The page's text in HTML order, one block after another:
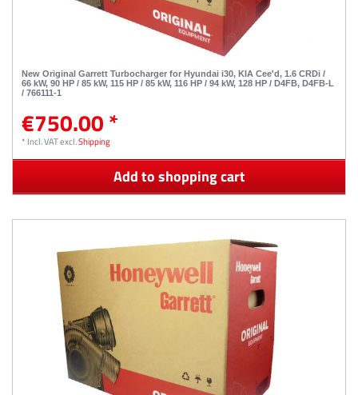
New Original Garrett Turbocharger for Hyundai i30, KIA Cee'd, 1.6 CRDi /
66 kW, 90 HP / 85 kW, 115 HP / 85 kW, 116 HP / 94 kW, 128 HP / D4FB, D4FB-L
/ 766111-1
€750.00 *
* Incl. VATexcl.Shipping
Add to shopping cart